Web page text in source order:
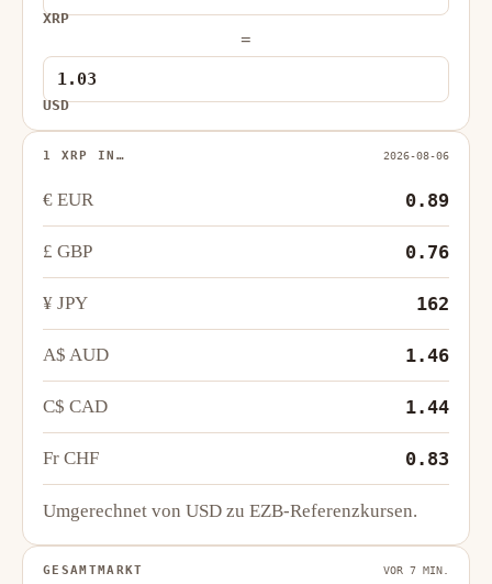
XRP
=
USD
1 XRP IN… 2026-08-06
€ EUR 0.89
£ GBP 0.76
¥ JPY 162
A$ AUD 1.46
C$ CAD 1.44
Fr CHF 0.83
Umgerechnet von USD zu EZB-Referenzkursen.
GESAMTMARKT VOR 7 MIN.